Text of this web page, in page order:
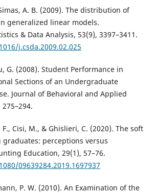
A. B. (2009). The distribution of
generalized linear models.
& Data Analysis, 53(9), 3397–3411.
j.csda.2009.02.025
G. (2008). Student Performance in
Sections of an Undergraduate
Journal of Behavioral and Applied
F., Cisi, M., & Ghislieri, C. (2020). The soft
perceptions versus
Education, 29(1), 57–76.
09639284.2019.1697937
P. W. (2010). An Examination of the